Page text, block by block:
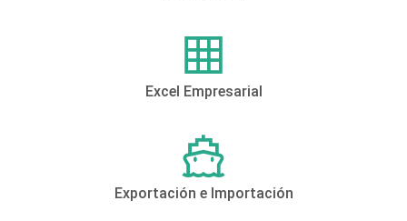
Excel Empresarial
Exportación e Importación